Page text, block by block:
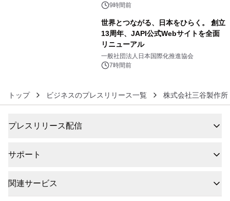
デザインズ
9時間前
世界とつながる、日本をひらく。 創立
13周年、JAPI公式Webサイトを全面
リニューアル
一般社団法人日本国際化推進協会
7時間前
トップ ビジネスのプレスリリース一覧 株式会社三谷製作所
プレスリリース配信
サポート
関連サービス